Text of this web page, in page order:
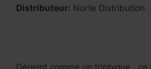
Distributeur: Norte Distribution